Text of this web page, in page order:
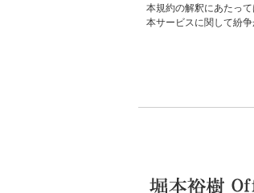
本規約の解釈にあたって
本サービスに関して紛